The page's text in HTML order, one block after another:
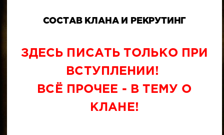
СОСТАВ КЛАНА И РЕКРУТИНГ
ЗДЕСЬ ПИСАТЬ ТОЛЬКО ПРИ
ВСТУПЛЕНИИ!
ВСЁ ПРОЧЕЕ - В ТЕМУ О
КЛАНЕ!